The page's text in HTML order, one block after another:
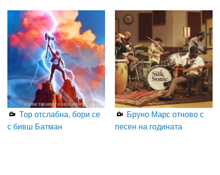
Тор отслабна, бори се
с бивш Батман
Бруно Марс отново с
песен на годината